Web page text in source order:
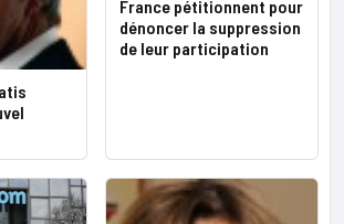
France pétitionnent pour
dénoncer la suppression
de leur participation